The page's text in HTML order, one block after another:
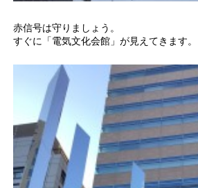
赤信号は守りましょう。
すぐに「電気文化会館」が見えてきます。